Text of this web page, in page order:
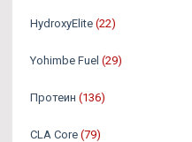
HydroxyElite (22)
Yohimbe Fuel (29)
Протеин (136)
CLA Core (79)